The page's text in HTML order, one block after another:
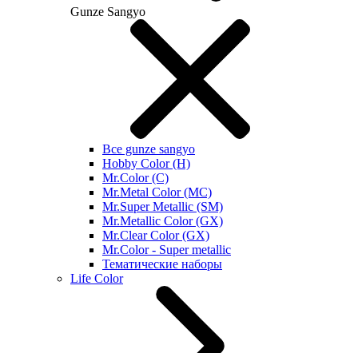
Gunze Sangyo
Все gunze sangyo
Hobby Color (H)
Mr.Color (C)
Mr.Metal Color (MC)
Mr.Super Metallic (SM)
Mr.Metallic Color (GX)
Mr.Clear Color (GX)
Mr.Color - Super metallic
Тематические наборы
Life Color